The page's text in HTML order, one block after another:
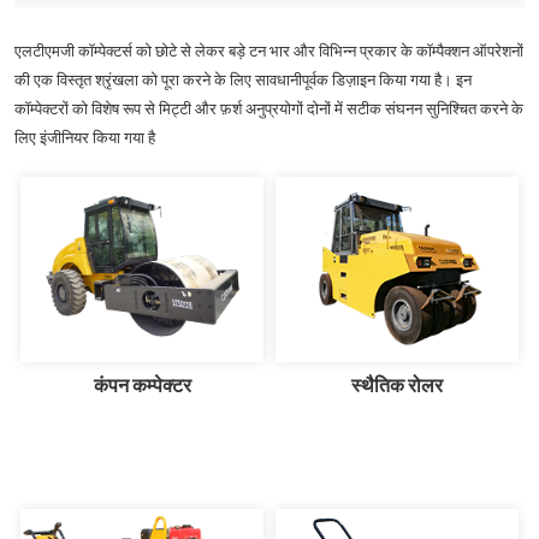
undercarriage for strong ground
contact and load support,
enhancing stability and
maneuverability on diverse
heights of efficiency and
productivity. Contact us today to
explore our range and find the
perfect excavator solution for your
needs.
एलटीएमजी कॉम्पेक्टर्स को छोटे से लेकर बड़े टन भार और विभिन्न प्रकार के कॉम्पैक्शन ऑपरेशनों
की एक विस्तृत श्रृंखला को पूरा करने के लिए सावधानीपूर्वक डिज़ाइन किया गया है। इन
कॉम्पेक्टरों को विशेष रूप से मिट्टी और फ़र्श अनुप्रयोगों दोनों में सटीक संघनन सुनिश्चित करने के
लिए इंजीनियर किया गया है
कंपन कम्पेक्टर स्थैतिक रोलर